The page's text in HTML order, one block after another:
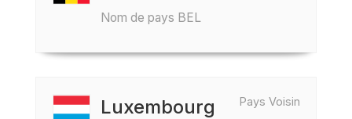
Nom de pays BEL
Pays Voisin
Luxembourg